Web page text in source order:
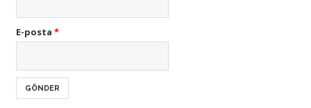
E-posta *